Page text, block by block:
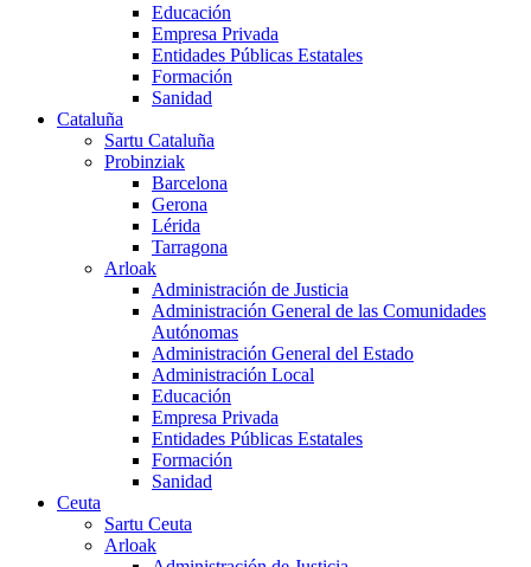
Educación
Empresa Privada
Entidades Públicas Estatales
Formación
Sanidad
Cataluña
Sartu Cataluña
Probinziak
Barcelona
Gerona
Lérida
Tarragona
Arloak
Administración de Justicia
Administración General de las Comunidades
Autónomas
Administración General del Estado
Administración Local
Educación
Empresa Privada
Entidades Públicas Estatales
Formación
Sanidad
Ceuta
Sartu Ceuta
Arloak